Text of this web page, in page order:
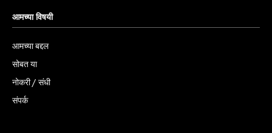
आमच्या विषयी
आमच्या बद्दल
सोबत या
नोकरी / संधी
संपर्क